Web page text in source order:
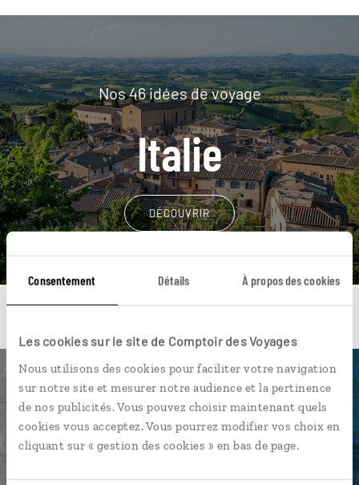
Consentement Détails À propos des cookies
Les cookies sur le site de Comptoir des Voyages
Nous utilisons des cookies pour faciliter votre navigation
sur notre site et mesurer notre audience et la pertinence
de nos publicités. Vous pouvez choisir maintenant quels
cookies vous acceptez. Vous pourrez modifier vos choix en
cliquant sur « gestion des cookies » en bas de page.
Nos 46 idées de voyage
Italie
DÉCOUVRIR
Une envie de voyage
particulière ?